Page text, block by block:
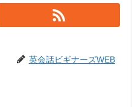
英会話ビギナーズWEB